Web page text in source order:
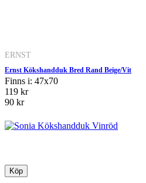
ERNST
Ernst Kökshandduk Bred Rand Beige/Vit
Finns i: 47x70
119 kr
90 kr